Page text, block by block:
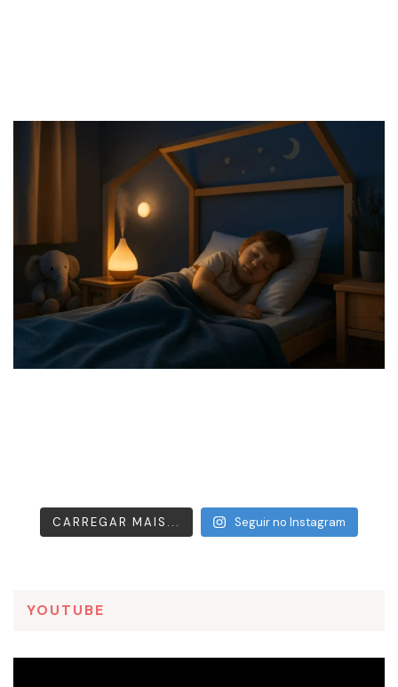
CARREGAR MAIS... Seguir no Instagram
YOUTUBE